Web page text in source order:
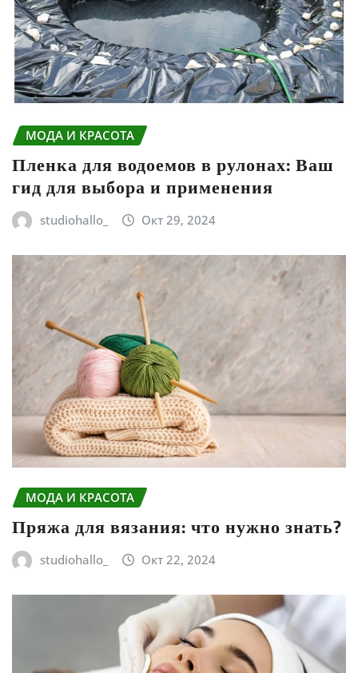
МОДА И КРАСОТА
Пленка для водоемов в рулонах: Ваш
гид для выбора и применения
studiohallo_ Окт 29, 2024
МОДА И КРАСОТА
Пряжа для вязания: что нужно знать?
studiohallo_ Окт 22, 2024